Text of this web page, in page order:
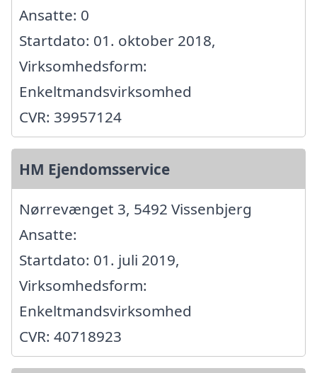
Ansatte: 0
Startdato: 01. oktober 2018,
Virksomhedsform:
Enkeltmandsvirksomhed
CVR: 39957124
HM Ejendomsservice
Nørrevænget 3, 5492 Vissenbjerg
Ansatte:
Startdato: 01. juli 2019,
Virksomhedsform:
Enkeltmandsvirksomhed
CVR: 40718923